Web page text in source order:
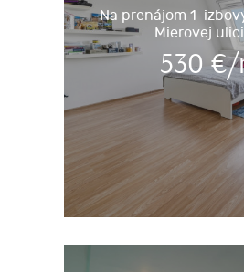
Na prenájom 1-
Mierovej
530 €/